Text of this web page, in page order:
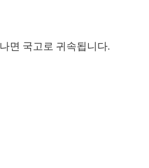
면 국고로 귀속됩니다.